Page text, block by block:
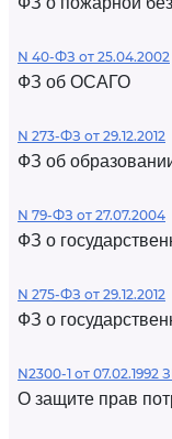
N 40-ФЗ от 25.04.2002
ФЗ об ОСАГО
N 273-ФЗ от 29.12.2012
ФЗ об
N 79-ФЗ от 27.07.2004
ФЗ о
N 275-ФЗ от 29.12.2012
ФЗ о
N2300-1 от 07.02.1992
О защите прав